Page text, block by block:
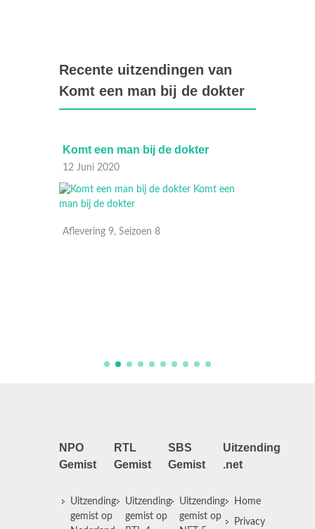
Recente uitzendingen van
Komt een man bij de dokter
Komt een man bij de dokter
12 Juni 2020
Aflevering 9, Seizoen 8
NPO
Gemist
Uitzending
gemist op
RTL
Gemist
Uitzending
gemist op
SBS
Gemist
Uitzending
gemist op
Uitzending
.net
Home
Privacy